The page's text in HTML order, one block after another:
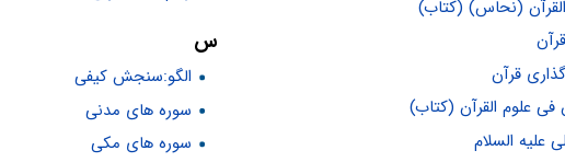
(نحاس) (کتاب)
قرآن
فی علوم القرآن (کتاب)
علیه السلام
س
الگو:سنجش کیفی
سوره های مدنی
سوره های مکی